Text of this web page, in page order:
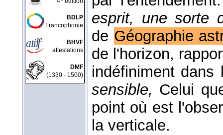
BDLP
Francophonie
BHVF
attestations
DMF
(1330 - 1500)
esprit, une sorte
de Géographie
de l'horizon,
indéfiniment
sensible, Celui
point où est
la verticale.